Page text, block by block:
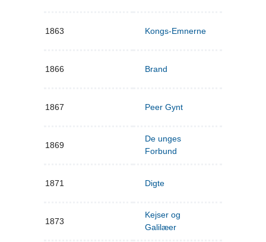
1863 Kongs-Emnerne
1866 Brand
1867 Peer Gynt
1869
De unges
Forbund
1871 Digte
1873
Kejser og
Galilæer